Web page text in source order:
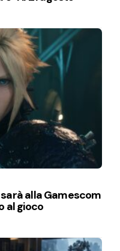
alla Gamescom
al gioco